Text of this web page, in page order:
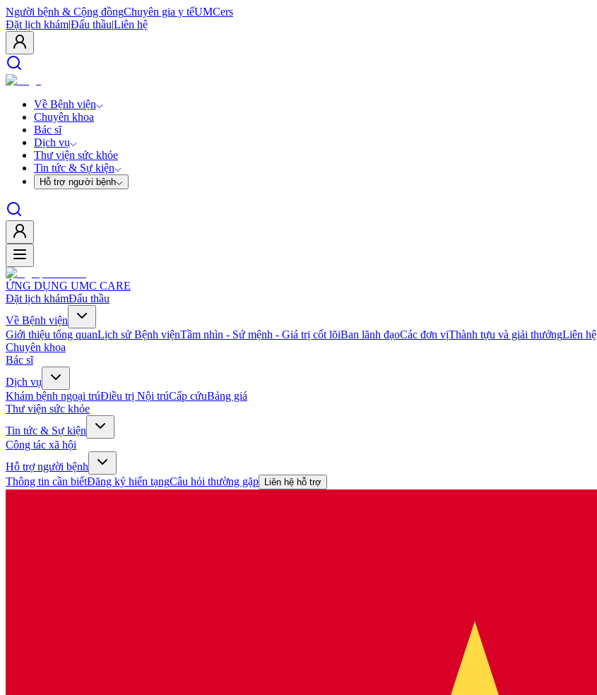
Người bệnh & Cộng đồngChuyên gia y tếUMCers
Đặt lịch khám|Đấu thầu|Liên hệ
Về Bệnh viện
Chuyên khoa
Bác sĩ
Dịch vụ
Thư viện sức khỏe
Tin tức & Sự kiện
Hỗ trợ người bệnh
ỨNG DỤNG UMC CARE
Đặt lịch khámĐấu thầu
Về Bệnh viện
Giới thiệu tổng quanLịch sử Bệnh việnTầm nhìn - Sứ mệnh - Giá trị cốt lõiBan lãnh đạoCác đơn vịThành tựu và giải thưởngLiên hệ
Chuyên khoa
Bác sĩ
Dịch vụ
Khám bệnh ngoại trúĐiều trị Nội trúCấp cứuBảng giá
Thư viện sức khỏe
Tin tức & Sự kiện
Công tác xã hội
Hỗ trợ người bệnh
Thông tin cần biếtĐăng ký hiến tạngCâu hỏi thường gặp Liên hệ hỗ trợ